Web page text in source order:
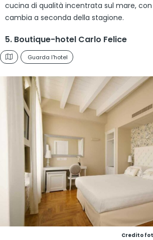
cucina di qualità incentrata sul mare,
cambia a seconda della stagione.
5. Boutique-hotel Carlo Felice
Guarda l'hotel
Credito